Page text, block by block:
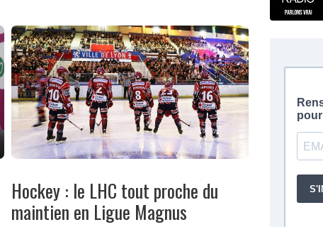
Hockey : le LHC tout proche du
maintien en Ligue Magnus